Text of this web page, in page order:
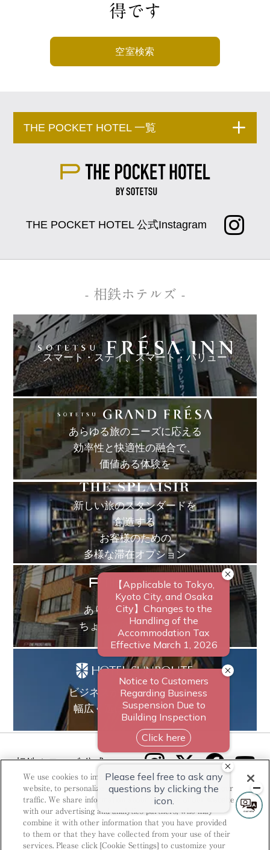
得です
空室検索
THE POCKET HOTEL 一覧
THE POCKET HOTEL 公式Instagram
- 相鉄ホテルズ -
スマート・ステイ、スマート・バリュー
あらゆる旅のニーズに応える
効率性と快適性の融合で、
価値ある体験を
新しい旅のスタンダードを
創造する
お客様のための
多様な滞在オプション
ありそうでなかった、
ちょっと新しいカタチ。
ビジネスからレジャーまで、
幅広く選ばれるホテルへ。
相鉄ホテルズ 公式SNS
© Sotetsu Hotel Management CO., LTD.
We use cookies to improve your experience on our
website, to personalize content and ads, and to analyze our
traffic. We share information about your use of our website
with our advertising and analytics partners, who may
combine it with other information that you have provided
to them or that they have collected from your use of their
services. Please click [Cookie Settings] to customize your